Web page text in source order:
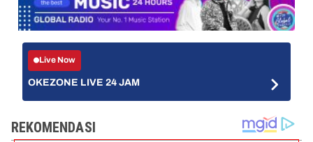
Live Now
OKEZONE LIVE 24 JAM